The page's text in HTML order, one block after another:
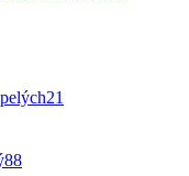
21
88